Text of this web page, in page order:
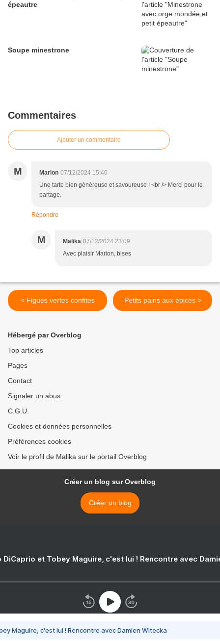
épeautre
Soupe minestrone
Commentaires
Ajouter un commentaire
M Marion 07/12/2024 15:40
Une tarte bien généreuse et savoureuse ! <br /> Merci pour le
partage.
Répondre
M Malika 07/12/2024 23:09
Avec plaisir Marion, bises
< Figues vertes confites Petits pains aux épices >
Hébergé par Overblog
Top articles
Pages
Contact
Signaler un abus
C.G.U.
Cookies et données personnelles
Préférences cookies
Voir le profil de Malika sur le portail Overblog
Créer un blog sur Overblog
Créer un blog
DiCaprio et Tobey Maguire, c'est lui ! Rencontre avec
Maguire, c'est lui ! Rencontre avec Damien Witecka